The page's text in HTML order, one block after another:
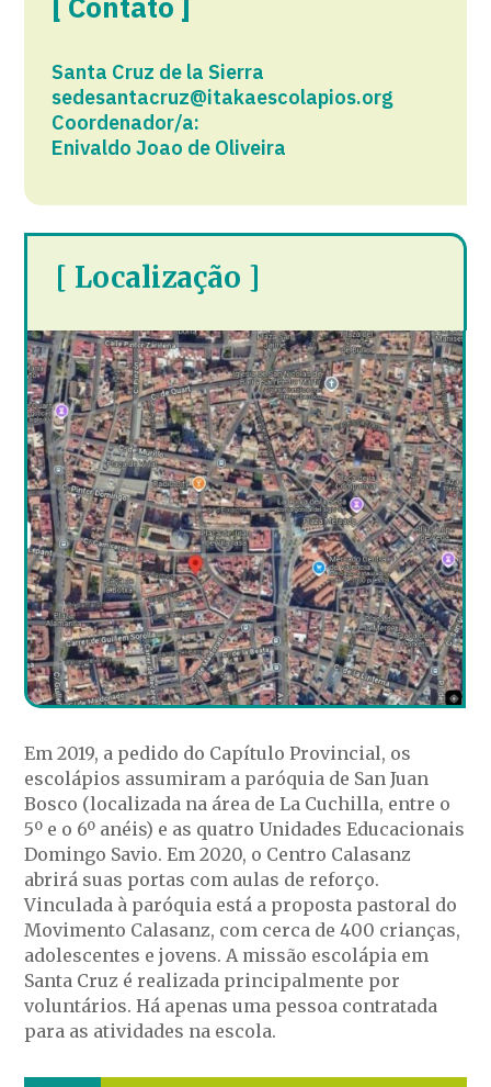
Santa Cruz de la Sierra
sedesantacruz@itakaescolapios.org
Coordenador/a:
Enivaldo Joao de Oliveira
[ Localização ]
Em 2019, a pedido do Capítulo Provincial, os
escolápios assumiram a paróquia de San Juan
Bosco (localizada na área de La Cuchilla, entre o
5º e o 6º anéis) e as quatro Unidades Educacionais
Domingo Savio. Em 2020, o Centro Calasanz
abrirá suas portas com aulas de reforço.
Vinculada à paróquia está a proposta pastoral do
Movimento Calasanz, com cerca de 400 crianças,
adolescentes e jovens. A missão escolápia em
Santa Cruz é realizada principalmente por
voluntários. Há apenas uma pessoa contratada
para as atividades na escola.